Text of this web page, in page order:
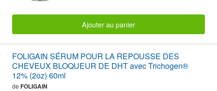
Ajouter au panier
FOLIGAIN SÉRUM POUR LA REPOUSSE DES
CHEVEUX BLOQUEUR DE DHT avec Trichogen®
12% (2oz) 60ml
de FOLIGAIN